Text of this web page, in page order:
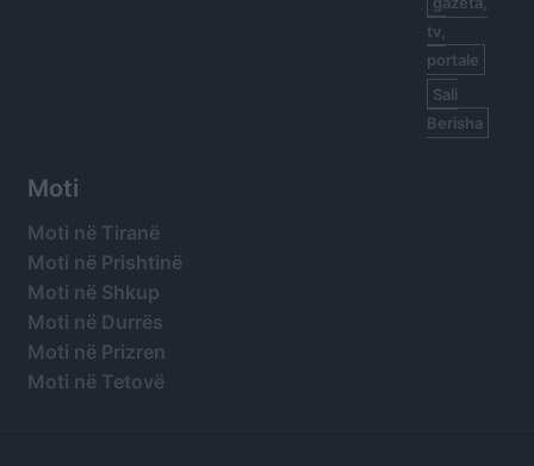
tv,
portale
Sali
Berisha
Moti
Moti në Tiranë
Moti në Prishtinë
Moti në Shkup
Moti në Durrës
Moti në Prizren
Moti në Tetovë